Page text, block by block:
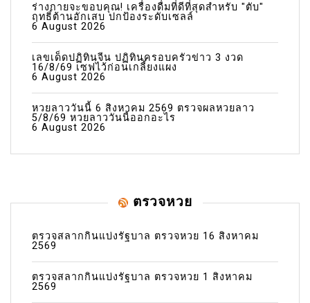
ร่างกายจะขอบคุณ! เครื่องดื่มที่ดีที่สุดสำหรับ "ตับ"
ฤทธิ์ต้านอักเสบ ปกป้องระดับเซลล์
6 August 2026
เลขเด็ดปฏิทินจีน ปฏิทินครอบครัวข่าว 3 งวด
16/8/69 เซฟไว้ก่อนเกลี้ยงแผง
6 August 2026
หวยลาววันนี้ 6 สิงหาคม 2569 ตรวจผลหวยลาว
5/8/69 หวยลาววันนี้ออกอะไร
6 August 2026
ตรวจหวย
ตรวจสลากกินแบ่งรัฐบาล ตรวจหวย 16 สิงหาคม
2569
ตรวจสลากกินแบ่งรัฐบาล ตรวจหวย 1 สิงหาคม
2569